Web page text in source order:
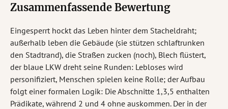
Zusammenfassende Bewertung
Eingesperrt hockt das Leben hinter dem Stacheldraht;
außerhalb leben die Gebäude (sie stützen schlaftrunken
den Stadtrand), die Straßen zucken (noch), Blech flüstert,
der blaue LKW dreht seine Runden: Lebloses wird
personifiziert, Menschen spielen keine Rolle; der Aufbau
folgt einer formalen Logik: Die Abschnitte 1,3,5 enthalten
Prädikate, während 2 und 4 ohne auskommen. Der in der